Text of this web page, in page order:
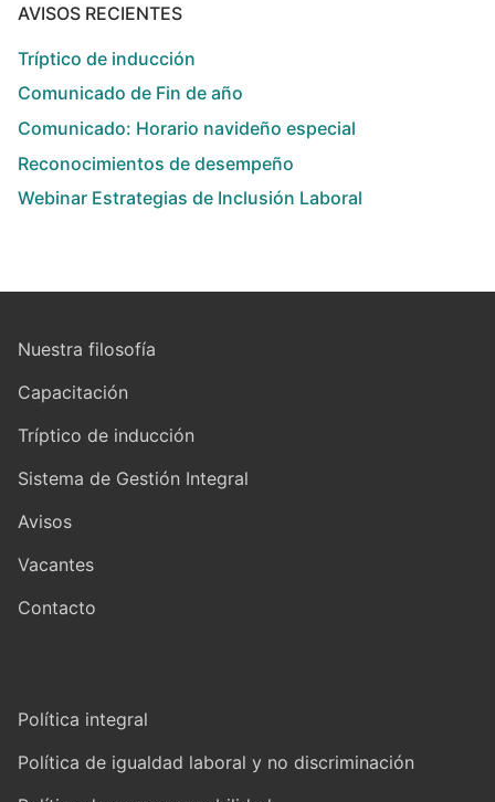
AVISOS RECIENTES
Tríptico de inducción
Comunicado de Fin de año
Comunicado: Horario navideño especial
Reconocimientos de desempeño
Webinar Estrategias de Inclusión Laboral
Nuestra filosofía
Capacitación
Tríptico de inducción
Sistema de Gestión Integral
Avisos
Vacantes
Contacto
Política integral
Política de igualdad laboral y no discriminación